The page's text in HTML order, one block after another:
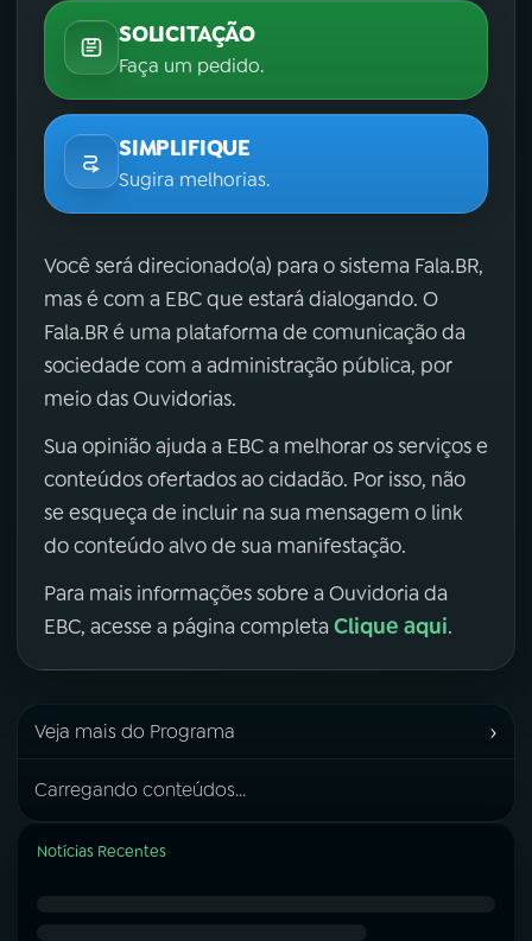
SOLICITAÇÃO
Faça um pedido.
SIMPLIFIQUE
Sugira melhorias.
Você será direcionado(a) para o sistema Fala.BR,
mas é com a EBC que estará dialogando. O
Fala.BR é uma plataforma de comunicação da
sociedade com a administração pública, por
meio das Ouvidorias.
Sua opinião ajuda a EBC a melhorar os serviços e
conteúdos ofertados ao cidadão. Por isso, não
se esqueça de incluir na sua mensagem o link
do conteúdo alvo de sua manifestação.
Para mais informações sobre a Ouvidoria da
EBC, acesse a página completa Clique aqui.
Veja mais do Programa ›
Carregando conteúdos...
Notícias Recentes